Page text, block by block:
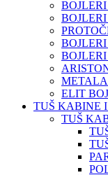
ELIT
TUŠ KABINE
TUŠ